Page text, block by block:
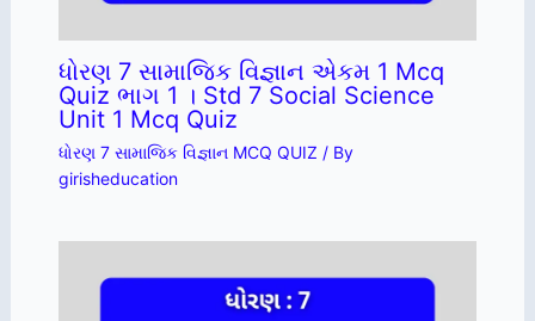
ધોરણ 7 સામાજિક વિજ્ઞાન એકમ 1 Mcq
Quiz ભાગ 1 । Std 7 Social Science
Unit 1 Mcq Quiz
ધોરણ 7 સામાજિક વિજ્ઞાન MCQ QUIZ / By
girisheducation